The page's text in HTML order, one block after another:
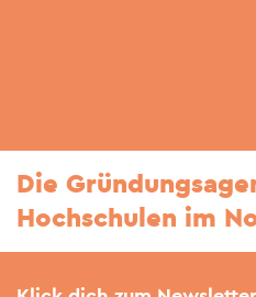
Die
Hochschulen im